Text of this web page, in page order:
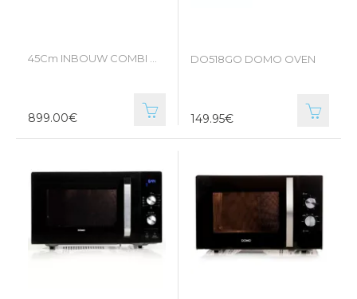
899.00€
DO518GO DOMO OVEN
149.95€